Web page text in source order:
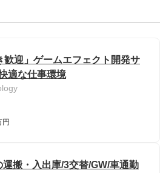
歓迎」ゲームエフェクト開発サ
適な仕事環境
円
搬・入出庫/3交替/GW/車通勤